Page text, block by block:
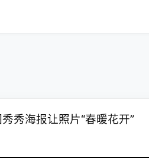
秀海报让照片“春暖花开”